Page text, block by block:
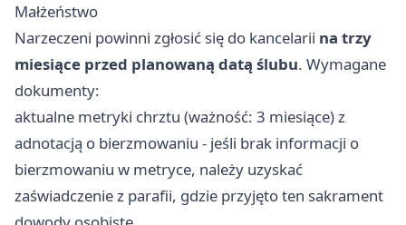
Małżeństwo
Narzeczeni powinni zgłosić się do kancelarii na trzy
miesiące przed planowaną datą ślubu. Wymagane
dokumenty:
aktualne metryki chrztu (ważność: 3 miesiące) z
adnotacją o bierzmowaniu - jeśli brak informacji o
bierzmowaniu w metryce, należy uzyskać
zaświadczenie z parafii, gdzie przyjęto ten sakrament